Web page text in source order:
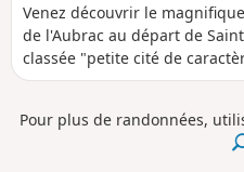
Venez découvrir le
de l'Aubrac au départ de
classée "petite cité de
ses maisons aux pierres de
apprécierez sans aucun
randonnée variée : vous
Pour plus de randonnées,